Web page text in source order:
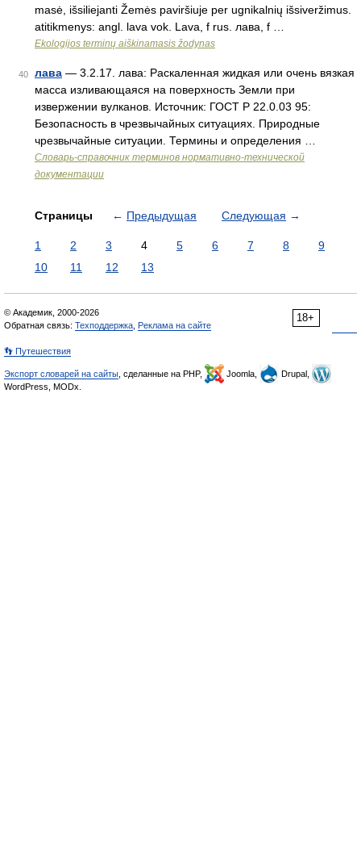
masė, išsiliejanti Žemės paviršiuje per ugnikalnių išsiveržimus.
atitikmenys: angl. lava vok. Lava, f rus. лава, f …
Ekologijos terminų aiškinamasis žodynas
40 лава — 3.2.17. лава: Раскаленная жидкая или очень вязкая
масса изливающаяся на поверхность Земли при
извержении вулканов. Источник: ГОСТ Р 22.0.03 95:
Безопасность в чрезвычайных ситуациях. Природные
чрезвычайные ситуации. Термины и определения …
Словарь-справочник терминов нормативно-технической
документации
Страницы ← Предыдущая Следующая →
1 2 3 4 5 6 7 8
9
10
11 12 13
18+
© Академик, 2000-2026
Обратная связь: Техподдержка Реклама на сайте
👣 Путешествия
Экспорт словарей на сайты , сделанные на PHP, Joomla,
Drupal,
WordPress, MODx.